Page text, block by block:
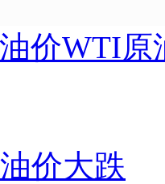
油价WTI原
价大跌